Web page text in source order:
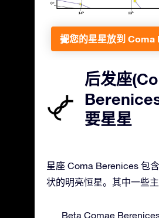
把您的星星放到 Coma
后发座
要星星
星座 Coma Berenices 包
状的明亮恒星。其中一些主
Beta Comae